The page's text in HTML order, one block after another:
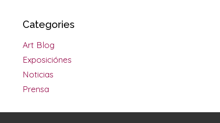
Categories
Art Blog
Exposiciónes
Noticias
Prensa